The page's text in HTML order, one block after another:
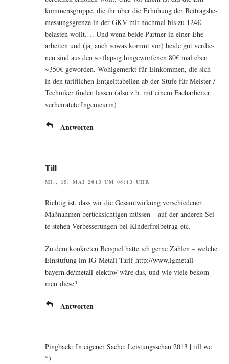
kom­mens­grup­pe, die ihr über die Erhö­hung der Bei­trags­be­
mes­sungs­gren­ze in der GKV mit noch­mal bis zu 124€
belas­ten wollt.… Und wenn bei­de Part­ner in einer Ehe
arbei­ten und (ja, auch sowas kommt vor) bei­de gut ver­die­
nen sind aus den so flap­sig hin­ge­wor­fe­nen 80€ mal eben
~350€ gewor­den. Wohl­ge­merkt für Ein­kom­men, die sich
in den tarif­li­chen Ent­gelt­ta­bel­len ab der Stu­fe für Meis­ter /
Tech­ni­ker fin­den las­sen (also z.b. mit einem Fach­ar­bei­ter
ver­hei­ra­te­te Ingenieurin)
Antworten
Till
MI., 15. MAI 2013 UM 06:13 UHR
Rich­tig ist, dass wir die Gesamt­wir­kung ver­schie­de­ner
Maß­nah­men berück­sich­ti­gen müs­sen – auf der ande­ren Sei­
te ste­hen Ver­bes­se­run­gen bei Kin­der­frei­be­trag etc.
Zu dem kon­kre­ten Bei­spiel hät­te ich ger­ne Zah­len – wel­che
Ein­stu­fung im IG-Metall-Tarifhttp://www.igmetall-
bayern.de/metall-elektro/wäre das, und wie vie­le bekom­
men diese?
Antworten
Pingback: In eigener Sache: Leistungsschau 2013 | till we
*)